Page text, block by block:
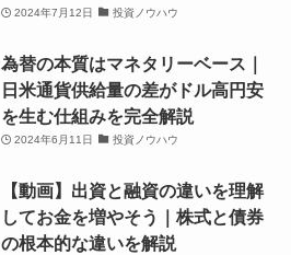
2024年7月12日 投資ノウハウ
為替の本質はマネタリーベース｜
日米通貨供給量の差がドル高円安
を生む仕組みを完全解説
2024年6月11日 投資ノウハウ
【動画】出資と融資の違いを理解
してお金を増やそう｜株式と債券
の根本的な違いを解説